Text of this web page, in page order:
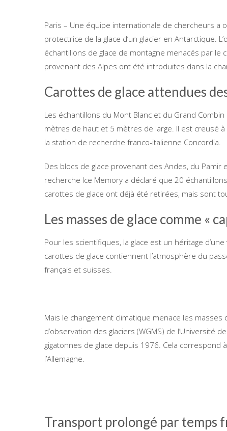
Paris – Une équipe internationale de chercheurs a
protectrice de la glace d’un glacier en Antarctique.
échantillons de glace de montagne menacés par le
provenant des Alpes ont été introduites dans la
Carottes de glace attendues
Les échantillons du Mont Blanc et du Grand
mètres de haut et 5 mètres de large. Il est creusé
la station de recherche franco-italienne Concordia.
Des blocs de glace provenant des Andes, du
recherche Ice Memory a déclaré que 20
carottes de glace ont déjà été retirées, mais sont
Les masses de glace comme «
Pour les scientifiques, la glace est un héritage
carottes de glace contiennent l’atmosphère du
français et suisses.
Mais le changement climatique menace les masses
d’observation des glaciers (WGMS) de
gigatonnes de glace depuis 1976. Cela correspond
l’Allemagne.
Transport prolongé par temps